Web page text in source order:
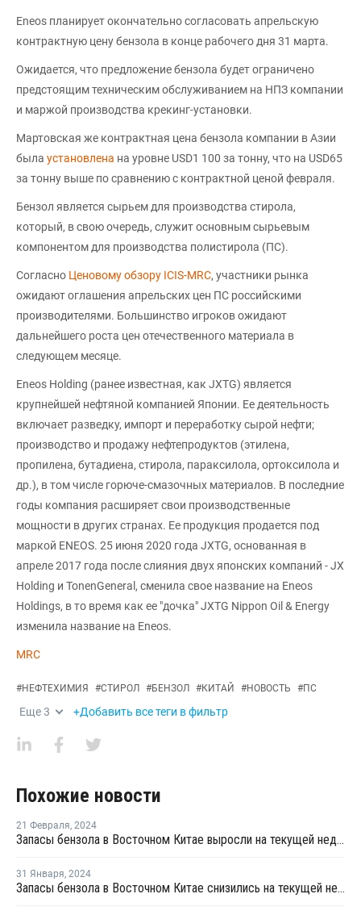
Eneos планирует окончательно согласовать апрельскую
контрактную цену бензола в конце рабочего дня 31 марта.
Ожидается, что предложение бензола будет ограничено
предстоящим техническим обслуживанием на НПЗ компании
и маржой производства крекинг-установки.
Мартовская же контрактная цена бензола компании в Азии
была установлена на уровне USD1 100 за тонну, что на USD65
за тонну выше по сравнению с контрактной ценой февраля.
Бензол является сырьем для производства стирола,
который, в свою очередь, служит основным сырьевым
компонентом для производства полистирола (ПС).
Согласно Ценовому обзору ICIS-MRC, участники рынка
ожидают оглашения апрельских цен ПС российскими
производителями. Большинство игроков ожидают
дальнейшего роста цен отечественного материала в
следующем месяце.
Eneos Holding (ранее известная, как JXTG) является
крупнейшей нефтяной компанией Японии. Ее деятельность
включает разведку, импорт и переработку сырой нефти;
производство и продажу нефтепродуктов (этилена,
пропилена, бутадиена, стирола, параксилола, ортоксилола и
др.), в том числе горюче-смазочных материалов. В последние
годы компания расширяет свои производственные
мощности в других странах. Ее продукция продается под
маркой ENEOS. 25 июня 2020 года JXTG, основанная в
апреле 2017 года после слияния двух японских компаний - JX
Holding и TonenGeneral, сменила свое название на Eneos
Holdings, в то время как ее "дочка" JXTG Nippon Oil & Energy
изменила название на Eneos.
MRC
#НЕФТЕХИМИЯ #СТИРОЛ #БЕНЗОЛ #КИТАЙ #НОВОСТЬ #ПС
Еще3 +Добавить все теги в фильтр
Похожие новости
21 Февраля, 2024
Запасы бензола в Восточном Китае выросли на текущей неделе
31 Января, 2024
Запасы бензола в Восточном Китае снизились на текущей неделе